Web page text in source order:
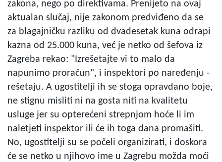
zakona, nego po direktivama. Prenijeto na ovaj
aktualan slučaj, nije zakonom predviđeno da se
za blagajničku razliku od dvadesetak kuna odrapi
kazna od 25.000 kuna, već je netko od šefova iz
Zagreba rekao: "Izrešetajte vi to malo da
napunimo proračun", i inspektori po naređenju -
rešetaju. A ugostitelji ih se stoga opravdano boje,
ne stignu misliti ni na gosta niti na kvalitetu
usluge jer su opterećeni strepnjom hoće li im
naletjeti inspektor ili će ih toga dana promašiti.
No, ugostitelji su se počeli organizirati, i doskora
će se netko u njihovo ime u Zagrebu možda moći